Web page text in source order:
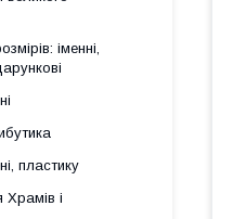
іменні,
пластику
Храмів і